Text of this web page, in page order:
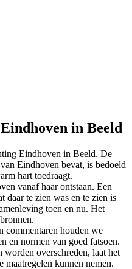
in Beeld
Eindhoven in Beeld. De
Eindhoven bevat, is bedoeld
hart toedraagt.
vanaf haar ontstaan. Een
daar te zien was en te zien is
toen en nu. Het
commentaren houden we
en normen van goed fatsoen.
worden overschreden, laat het
maatregelen kunnen nemen.